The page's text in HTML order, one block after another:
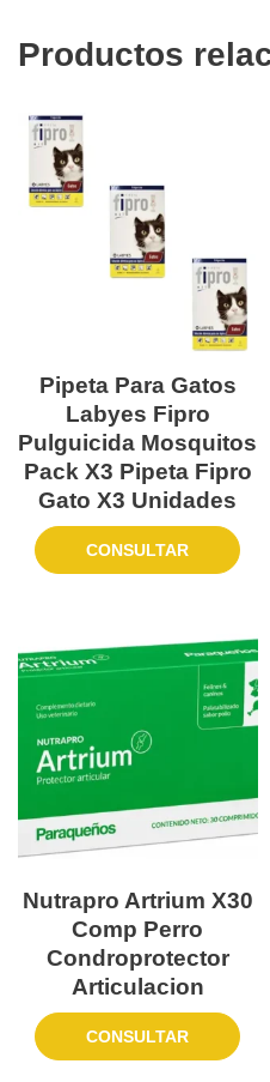
Productos
Pipeta Para Gatos
Labyes Fipro
Pulguicida Mosquitos
Pack X3 Pipeta Fipro
Gato X3 Unidades
CONSULTAR
Nutrapro Artrium X30
Comp Perro
Condroprotector
Articulacion
CONSULTAR